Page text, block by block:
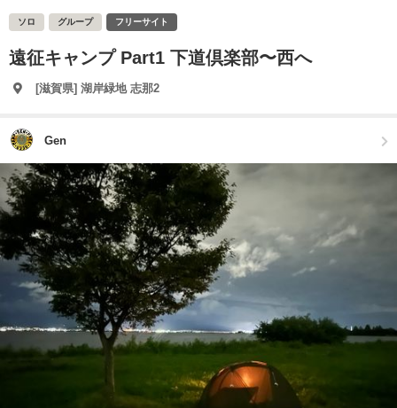
ソロ グループ フリーサイト
遠征キャンプ Part1 下道倶楽部〜西へ
[滋賀県] 湖岸緑地 志那2
Gen